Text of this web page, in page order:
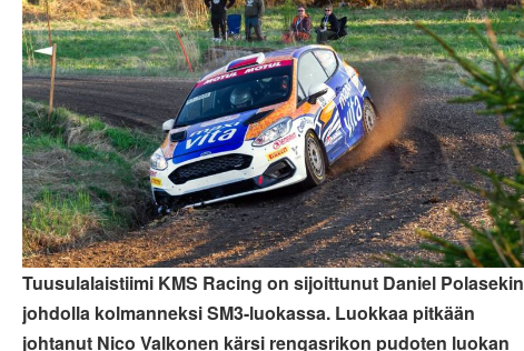
Tuusulalaistiimi KMS Racing on sijoittunut Daniel Polasekin
johdolla kolmanneksi SM3-luokassa. Luokkaa pitkään
johtanut Nico Valkonen kärsi rengasrikon pudoten luokan